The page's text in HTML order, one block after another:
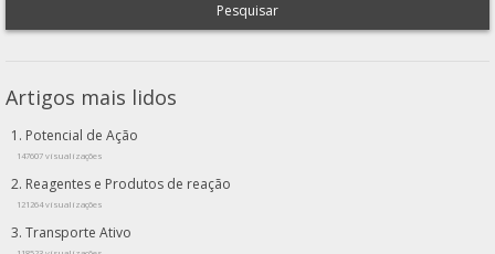
Pesquisar
Artigos mais lidos
Potencial de Ação
147607 visualizações
Reagentes e Produtos de reação
121264 visualizações
Transporte Ativo